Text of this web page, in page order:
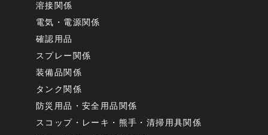
溶接関係
電気・電源関係
確認用品
スプレー関係
装備品関係
タンク関係
防災用品・安全用品関係
スコップ・レーキ・熊手・清掃用具関係